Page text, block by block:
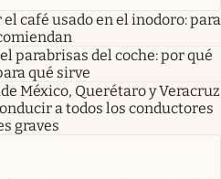
el café usado en el inodoro: para
parabrisas del coche: por qué
qué sirve
México, Querétaro y Veracruz
a todos los conductores
graves